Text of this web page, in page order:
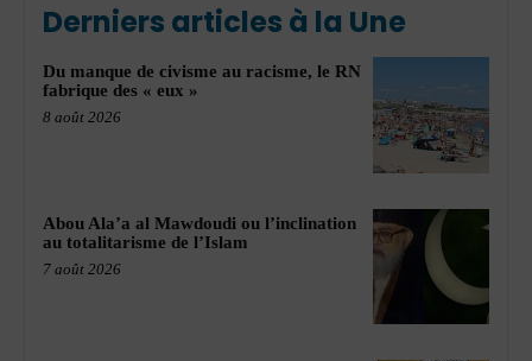
Derniers articles à la Une
Du manque de civisme au racisme, le RN
fabrique des « eux »
8 août 2026
Abou Ala’a al Mawdoudi ou l’inclination
au totalitarisme de l’Islam
7 août 2026